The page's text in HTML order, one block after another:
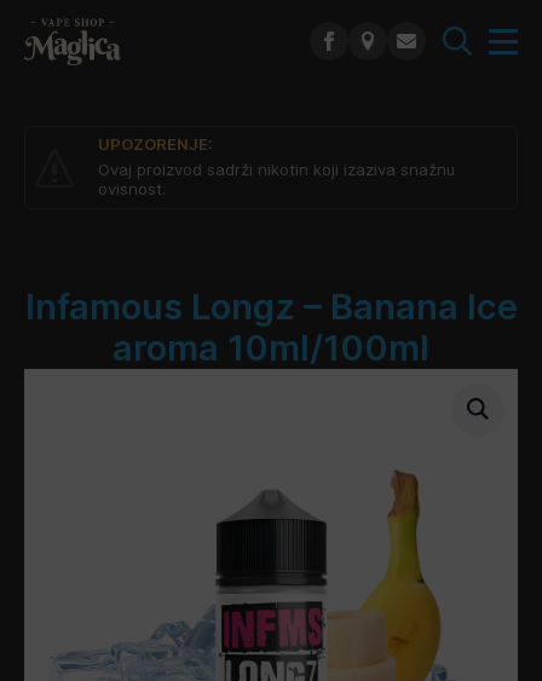
UPOZORENJE:
Ovaj proizvod sadrži nikotin koji izaziva snažnu
ovisnost.
Infamous Longz – Banana Ice
aroma 10ml/100ml